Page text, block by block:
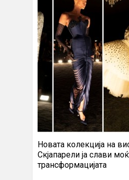
Новата колекција на
Скјапарели ја слави
трансформацијата